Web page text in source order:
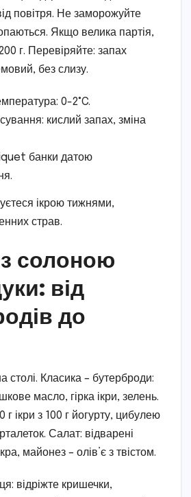
повітря. Не заморожуйте
Якщо велика партія,
г. Перевіряйте: запах
без слизу.
0-2°C.
кислий запах, зміна
банки датою
ікрою тижнями,
страв.
солоною
від
до
столі. Класика – бутерброди:
масло, гірка ікри, зелень.
г ікри з 100 г йогурту, цибулею
Салат: відварені
майонез – олів’є з твістом.
відріжте кришечки,